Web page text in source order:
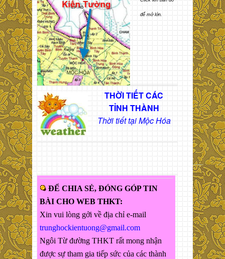
để mở lớn.
THỜI TIẾT CÁC
TỈNH THÀNH
Thời tiết tại Mộc Hóa
ĐỂ CHIA SẺ, ĐÓNG GÓP TIN
BÀI CHO WEB THKT:
Xin vui lòng gởi về địa chỉ e-mail
trunghockientuong@gmail.com
Ngôi Từ đường THKT rất mong nhận
được sự tham gia tiếp sức của các thành